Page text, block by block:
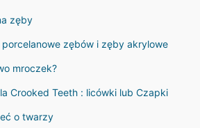
zęby
zębów i zęby akrylowe
mroczek?
Crooked Teeth : licówki lub Czapki
o twarzy